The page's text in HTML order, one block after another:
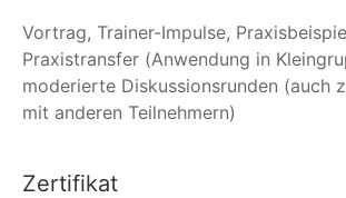
Vortrag, Trainer-Impulse,
Praxistransfer (Anwendung in
moderierte Diskussionsrunden (auch
mit anderen Teilnehmern)
Zertifikat